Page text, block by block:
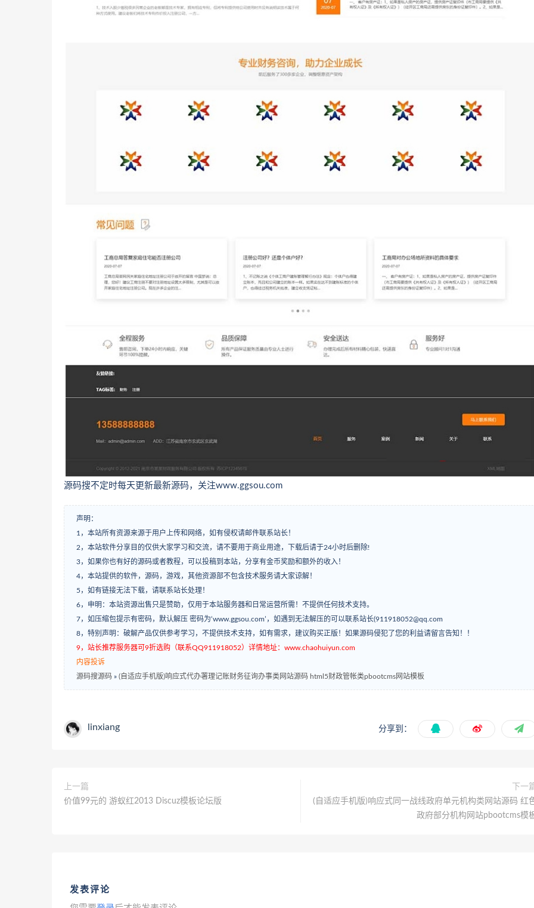
源码搜不定时每天更新最新源码，关注www.ggsou.com
声明：
1，本站所有资源来源于用户上传和网络，如有侵权请邮件联系站长！
2，本站软件分享目的仅供大家学习和交流，请不要用于商业用途，下载后请于24小时后删除!
3，如果你也有好的源码或者教程，可以投稿到本站，分享有金币奖励和额外的收入！
4，本站提供的软件，源码，游戏，其他资源部不包含技术服务请大家谅解！
5，如有链接无法下载，请联系站长处理！
6，申明：本站资源出售只是赞助，仅用于本站服务器和日常运营所需！不提供任何技术支持。
7，如压缩包提示有密码，默认解压 密码为‘www.ggsou.com’，如遇到无法解压的可以联系站长(911918052@qq.com
8，特别声明：破解产品仅供参考学习，不提供技术支持，如有需求，建议购买正版！如果源码侵犯了您的利益请留言告知！！
9，站长推荐服务器可9折选购（联系QQ911918052）详情地址：www.chaohuiyun.com
内容投诉
源码搜源码 » (自适应手机版)响应式代办署理记账财务征询办事类网站源码 html5财政管帐类pbootcms网站模板
linxiang 分享到：
上一篇
价值99元的 游蚁红2013 Discuz模板论坛版
下一
(自适应手机版)响应式同一战线政府单元机构类网站源码 红
政府部分机构网站pbootcms模
发表评论